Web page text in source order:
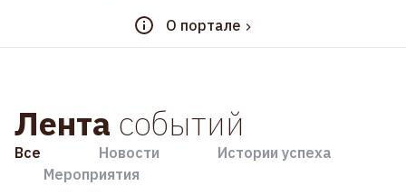
О портале
Лента событий
Все Новости
Истории успеха
Мероприятия